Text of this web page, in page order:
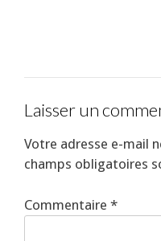
Laisser un
Votre adresse e-mail
champs obligatoires
Commentaire *